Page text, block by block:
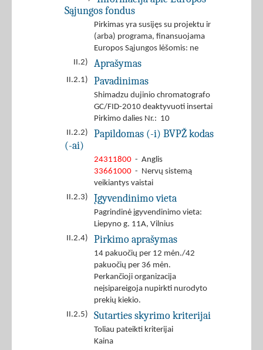
Sąjungos fondus
Pirkimas yra susijęs su projektu ir
(arba) programa, finansuojama
Europos Sąjungos lėšomis: ne
II.2)
Aprašymas
II.2.1) Pavadinimas
Shimadzu dujinio chromatografo
GC/FID-2010 deaktyvuoti insertai
Pirkimo dalies Nr.: 10
II.2.2)
Papildomas (-i) BVPŽ kodas
(-ai)
24311800 - Anglis
33661000 - Nervų sistemą
veikiantys vaistai
II.2.3)
Įgyvendinimo vieta
Pagrindinė įgyvendinimo vieta:
Liepyno g. 11A, Vilnius
II.2.4)
Pirkimo aprašymas
14 pakuočių per 12 mėn./42
pakuočių per 36 mėn.
Perkančioji organizacija
neįsipareigoja nupirkti nurodyto
prekių kiekio.
II.2.5)
Sutarties skyrimo kriterijai
Toliau pateikti kriterijai
Kaina